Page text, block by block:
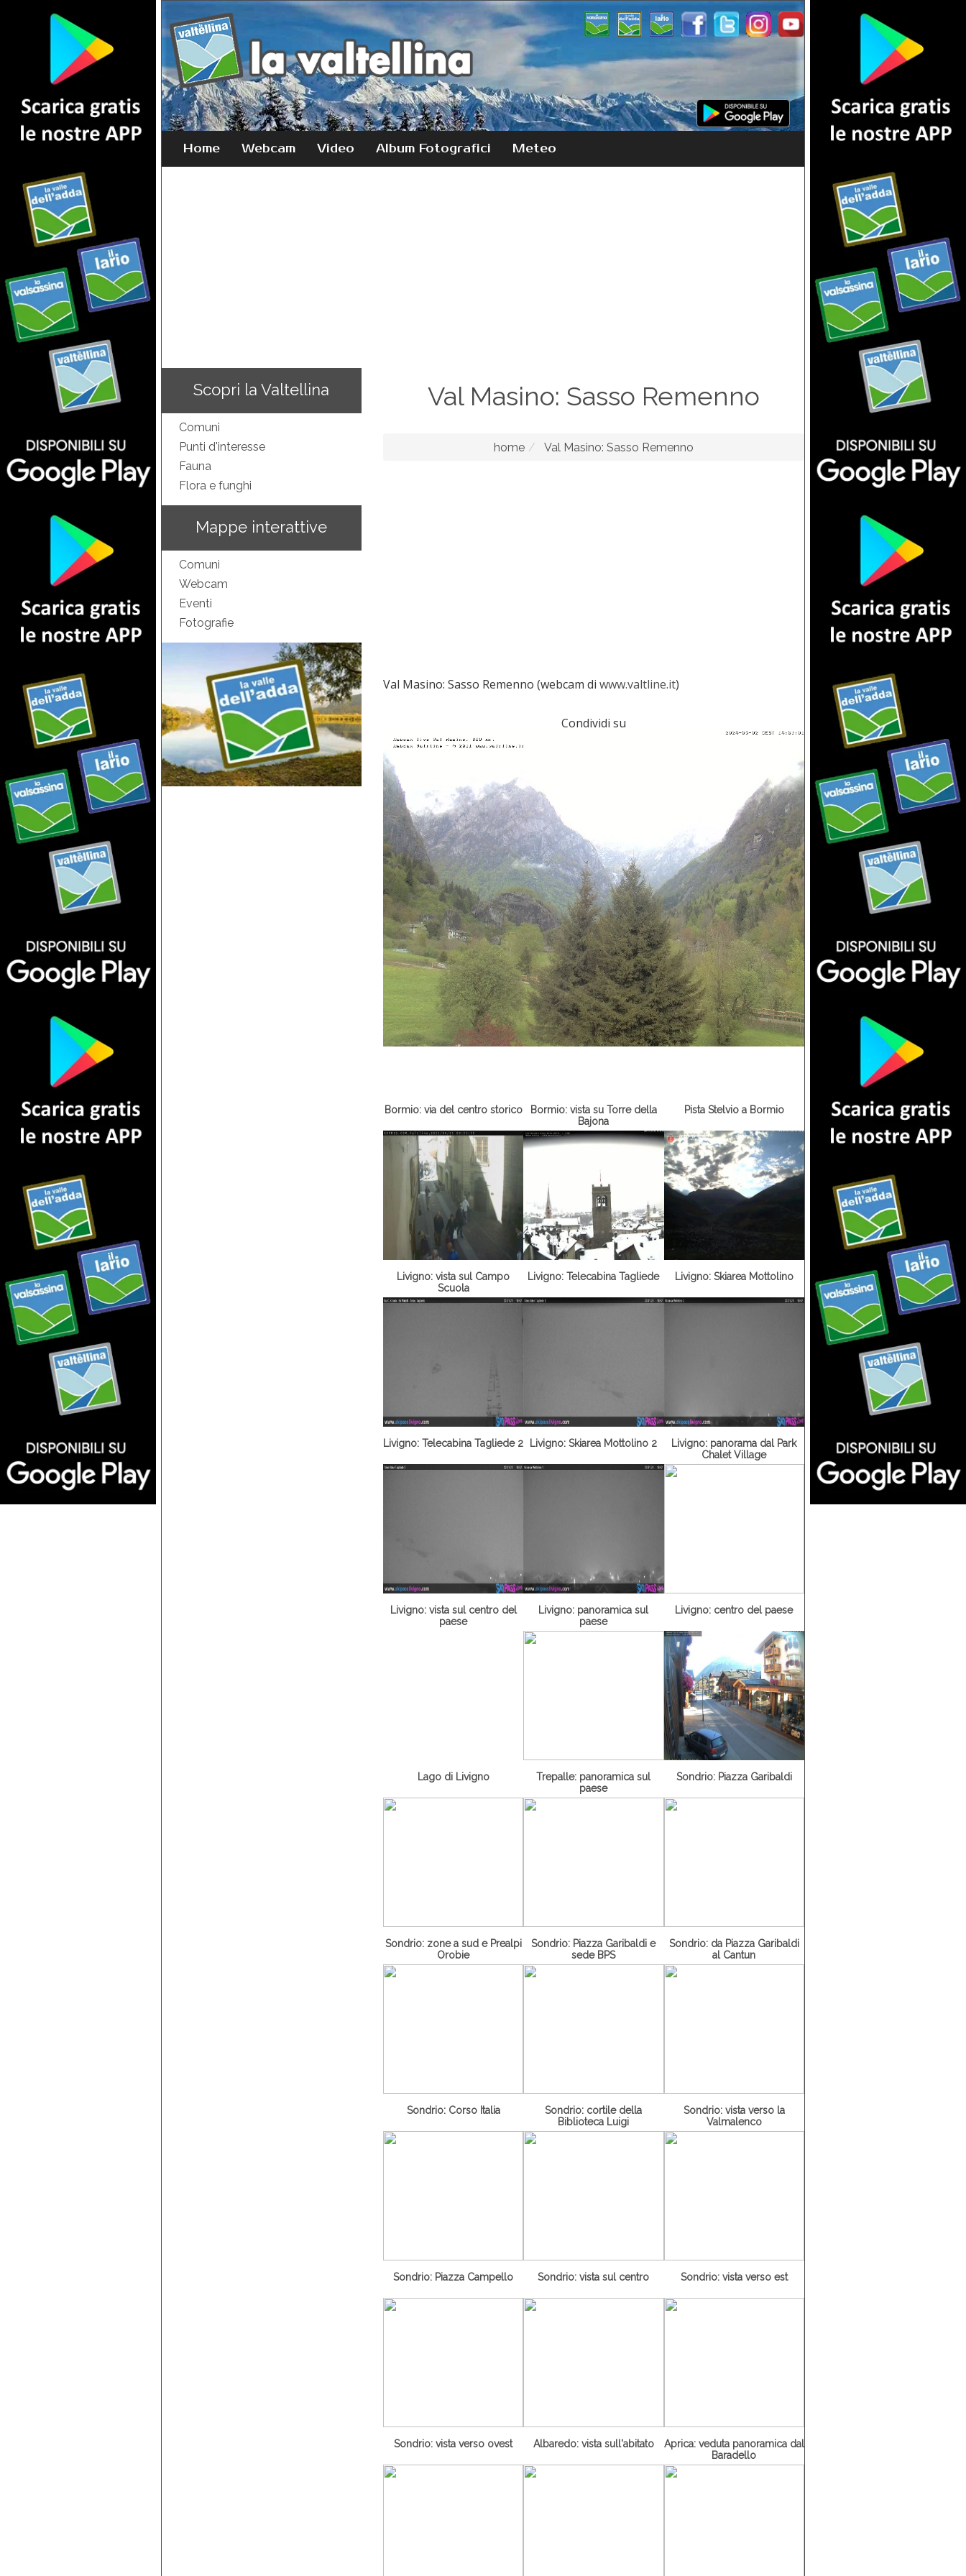
Home Webcam Video Album Fotografici Meteo
Scopri la Valtellina
Comuni
Punti d'interesse
Fauna
Flora e funghi
Mappe interattive
Comuni
Webcam
Eventi
Fotografie
Val Masino: Sasso Remenno
home Val Masino: Sasso Remenno
Val Masino: Sasso Remenno (webcam di www.valtline.it)
Condividi su
Bormio: via del centro storico
Bormio: vista su Torre della
Bajona
Pista Stelvio a Bormio
Livigno: vista sul Campo
Scuola
Livigno: Telecabina Tagliede Livigno: Skiarea Mottolino
Livigno: Telecabina Tagliede 2 Livigno: Skiarea Mottolino 2
Livigno: panorama dal Park
Chalet Village
Livigno: vista sul centro del
paese
Livigno: panoramica sul
paese
Livigno: centro del paese
Lago di Livigno
Trepalle: panoramica sul
paese
Sondrio: Piazza Garibaldi
Sondrio: zone a sud e Prealpi
Orobie
Sondrio: Piazza Garibaldi e
sede BPS
Sondrio: da Piazza Garibaldi
al Cantun
Sondrio: Corso Italia
Sondrio: cortile della
Biblioteca Luigi
Sondrio: vista verso la
Valmalenco
Sondrio: Piazza Campello Sondrio: vista sul centro Sondrio: vista verso est
Sondrio: vista verso ovest Albaredo: vista sull'abitato
Aprica: veduta panoramica dal
Baradello